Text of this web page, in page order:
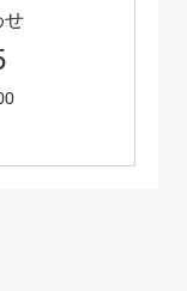
せ